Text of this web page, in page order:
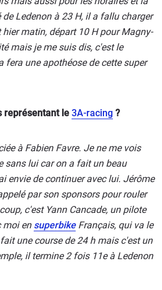
Ledenon à 23 H, il a fallu charger
matin, départ 10 H pour Magny-
mais je me suis dis, c'est le
fera une apothéose de cette super
représentant le 3A-racing ?
à Fabien Favre. Je ne me vois
sans lui car on a fait un beau
envie de continuer avec lui. Jérôme
par son sponsors pour rouler
c'est Yann Cancade, un pilote
moi en superbikeFrançais, qui va le
une course de 24 h mais c'est un
il termine 2 fois 11e à Ledenon